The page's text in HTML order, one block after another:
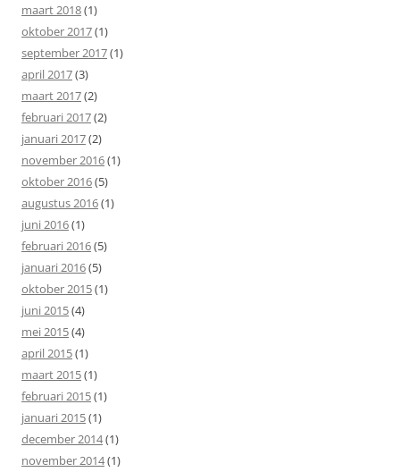
maart 2018(1)
oktober 2017(1)
september 2017(1)
april 2017(3)
maart 2017(2)
februari 2017(2)
januari 2017(2)
november 2016(1)
oktober 2016(5)
augustus 2016(1)
juni 2016(1)
februari 2016(5)
januari 2016(5)
oktober 2015(1)
juni 2015(4)
mei 2015(4)
april 2015(1)
maart 2015(1)
februari 2015(1)
januari 2015(1)
december 2014(1)
november 2014(1)